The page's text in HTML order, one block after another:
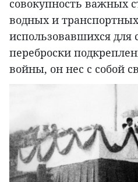
совокупность важных
водных и
использовавшихся для
переброски
войны, он нес с собой